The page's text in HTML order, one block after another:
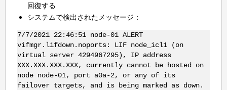
回復する
システムで検出されたメッセージ：
7/7/2021 22:46:51 node-01 ALERT
vifmgr.lifdown.noports: LIF node_icl1 (on
virtual server 4294967295), IP address
XXX.XXX.XXX.XXX, currently cannot be hosted on
node node-01, port a0a-2, or any of its
failover targets, and is being marked as down.